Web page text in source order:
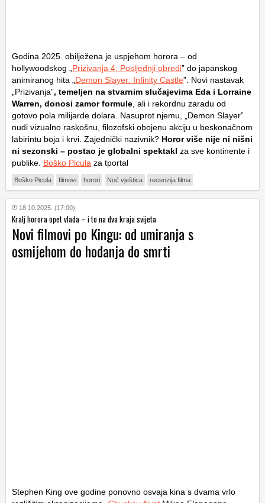
Godina 2025. obilježena je uspjehom horora – od
hollywoodskog „ Prizivanja 4: Posljednji obredi” do japanskog
animiranog hita „ Demon Slayer: Infinity Castle”. Novi nastavak
„Prizivanja”, temeljen na stvarnim slučajevima Eda i Lorraine
Warren, donosi zamor formule , ali i rekordnu zaradu od
gotovo pola milijarde dolara. Nasuprot njemu, „Demon Slayer”
nudi vizualno raskošnu, filozofski obojenu akciju u beskonačnom
labirintu boja i krvi. Zajednički nazivnik? Horor više nije ni nišni
ni sezonski – postao je globalni spektakl za sve kontinente i
publike. Boško Picula za tportal
Boško Picula filmovi horori Noć vještica recenzija filma
18.10.2025. (17:00)
Kralj horora opet vlada – i to na dva kraja svijeta
Novi filmovi po Kingu: od umiranja s
osmijehom do hodanja do smrti
Stephen King ove godine ponovno osvaja kina s dvama vrlo